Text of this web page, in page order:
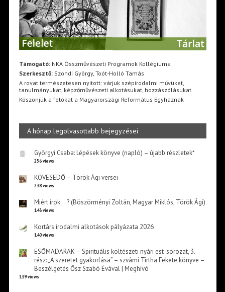
Támogató:NKA Összművészeti Programok Kollégiuma
Szerkesztő:Szondi György, Toót-Holló Tamás
A rovat természetesen nyitott: várjuk szépirodalmi művüket,
tanulmányukat, képzőművészeti alkotásukat, hozzászólásukat.
Köszönjük a fotókat a Magyarországi Református Egyháznak
A hónap legolvasottabb bejegyzései
Györgyi Csaba: Lépések könyve (napló) – újabb részletek*
256 views
KÖVESEDŐ – Török Ági versei
238 views
Miért írok… ? (Böszörményi Zoltán, Magyar Miklós, Török Ági)
143 views
Kortárs irodalmi alkotások pályázata 2026
140 views
ESŐMADARAK – Spirituális költészeti nyári est-sorozat, 3.
rész: „A szeretet gyakorlása” – szvámí Tírtha Fekete könyve –
Beszélgetés Ősz Szabó Évával | Meghívó
139 views